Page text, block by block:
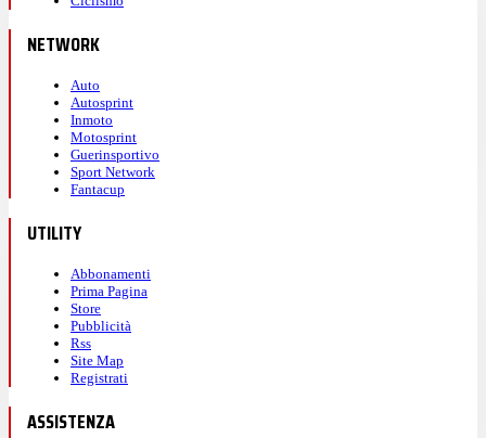
NETWORK
Auto
Autosprint
Inmoto
Motosprint
Guerinsportivo
Sport Network
Fantacup
UTILITY
Abbonamenti
Prima Pagina
Store
Pubblicità
Rss
Site Map
Registrati
ASSISTENZA